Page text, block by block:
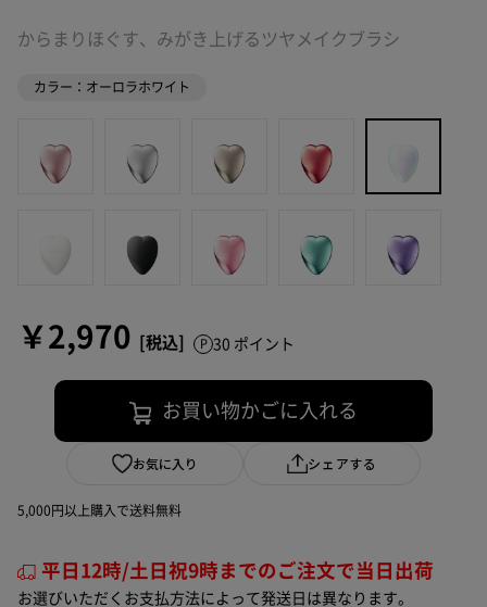
からまりほぐす、みがき上げるツヤメイクブラシ
カラー：オーロラホワイト
￥2,970 30 ポイント
お買い物かごに入れる
お気に入り シェアする
5,000円以上購入で送料無料
平日12時/土日祝9時までのご注文で当日出荷
お選びいただくお支払方法によって発送日は異なります。